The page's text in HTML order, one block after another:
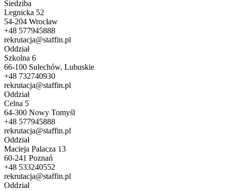
Siedziba
Legnicka 52
54-204 Wrocław
+48 577945888
rekrutacja@staffin.pl
Oddział
Szkolna 6
66-100 Sulechów, Lubuskie
+48 732740930
rekrutacja@staffin.pl
Oddział
Celna 5
64-300 Nowy Tomyśl
+48 577945888
rekrutacja@staffin.pl
Oddział
Macieja Palacza 13
60-241 Poznań
+48 533240552
rekrutacja@staffin.pl
Oddział